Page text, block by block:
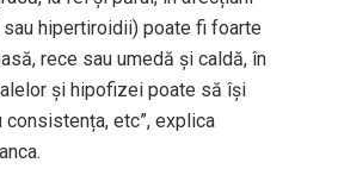
hipertiroidii) poate fi foarte
rece sau umedă și caldă, în
și hipofizei poate să își
etc”, explica